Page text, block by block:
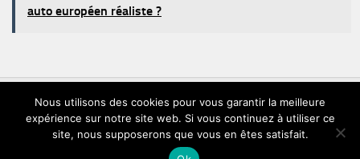
auto européen réaliste ?
TVT © 2026. Tous droits réservés.
Nous utilisons des cookies pour vous garantir la meilleure
expérience sur notre site web. Si vous continuez à utiliser ce
site, nous supposerons que vous en êtes satisfait.